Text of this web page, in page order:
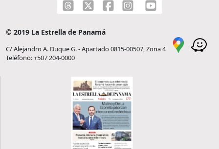
© 2019 La Estrella de Panamá
C/ Alejandro A. Duque G. - Apartado 0815-00507, Zona 4
Teléfono: +507 204-0000